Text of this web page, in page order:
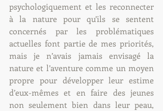
psychologiquement et les reconnecter
à la nature pour qu’ils se sentent
concernés par les problématiques
actuelles font partie de mes priorités,
mais je n’avais jamais envisagé la
nature et l’aventure comme un moyen
propre pour développer leur estime
d’eux-mêmes et en faire des jeunes
non seulement bien dans leur peau,